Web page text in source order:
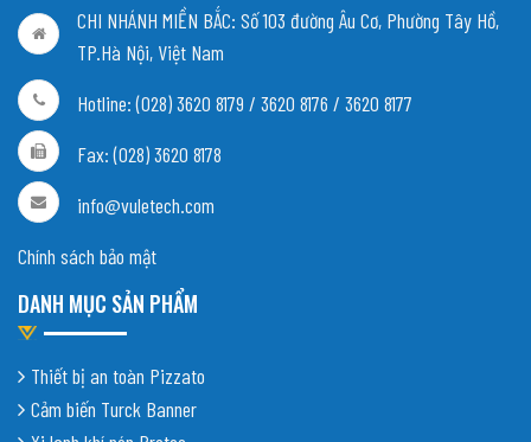
CHI NHÁNH MIỀN BẮC: Số 103 đường Âu Cơ, Phường Tây Hồ,
TP.Hà Nội, Việt Nam
Hotline: (028) 3620 8179 / 3620 8176 / 3620 8177
Fax: (028) 3620 8178
info@vuletech.com
Chính sách bảo mật
DANH MỤC SẢN PHẨM
Thiết bị an toàn Pizzato
Cảm biến Turck Banner